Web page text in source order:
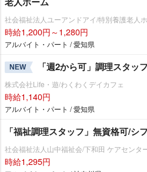
社会福祉法人ユーアンドアイ/特別養護老人
時給1,200円～1,280円
アルバイト・パート / 愛知県
NEW 「週2から可」調理スタッ
株式会社Life・遊/わくわくデイカフェ
時給1,140円
アルバイト・パート / 愛知県
「福祉調理スタッフ」無資格可/シ
社会福祉法人山中福祉会/下和田 ケアセンタ
時給1,295円